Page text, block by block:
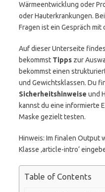
Wärmeentwicklung oder
oder Hauterkrankungen.
Fragen ist ein Gespräch mit
Auf dieser Unterseite
bekommst Tipps zur
bekommst einen
und Gewichtsklassen. Du
Sicherheitshinweise und
kannst du eine informierte
Maske gezielt testen.
Hinweis: Im finalen Output
Klasse ‚article-intro‘
Table of Contents